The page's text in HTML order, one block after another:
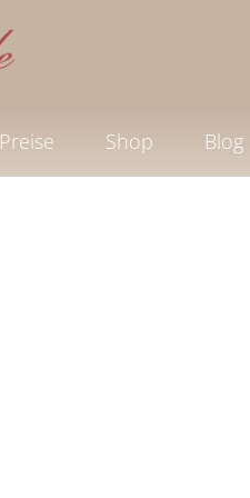
Preise Shop Blog